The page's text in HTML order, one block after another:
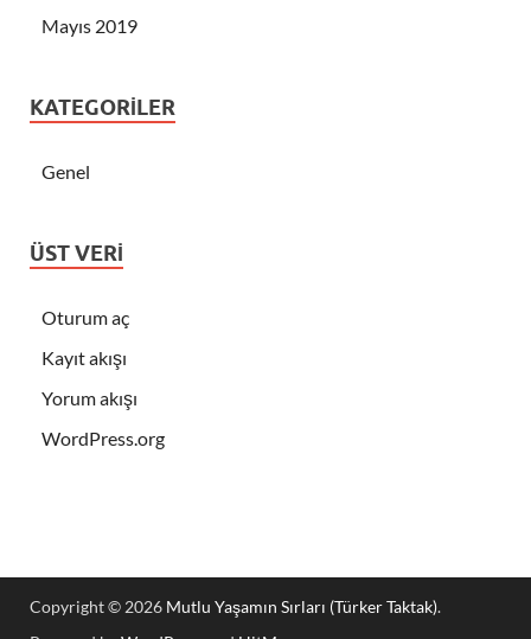
Mayıs 2019
KATEGORILER
Genel
ÜST VERI
Oturum aç
Kayıt akışı
Yorum akışı
WordPress.org
Copyright © 2026 Mutlu Yaşamın Sırları (Türker Taktak).